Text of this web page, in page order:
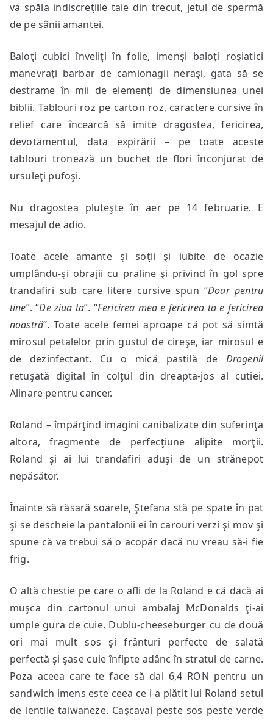
va spăla indiscreţiile tale din trecut, jetul de spermă
de pe sânii amantei.
Baloţi cubici înveliţi în folie, imenşi baloţi roşiatici
manevraţi barbar de camionagii neraşi, gata să se
destrame în mii de elemenţi de dimensiunea unei
biblii. Tablouri roz pe carton roz, caractere cursive în
relief care încearcă să imite dragostea, fericirea,
devotamentul, data expirării – pe toate aceste
tablouri tronează un buchet de flori înconjurat de
ursuleţi pufoşi.
Nu dragostea pluteşte în aer pe 14 februarie. E
mesajul de adio.
Toate acele amante şi soţii şi iubite de ocazie
umplându-şi obrajii cu praline şi privind în gol spre
trandafiri sub care litere cursive spun “Doar pentru
tine”. “De ziua ta”. “Fericirea mea e fericirea ta e fericirea
noastră”. Toate acele femei aproape că pot să simtă
mirosul petalelor prin gustul de cireşe, iar mirosul e
de dezinfectant. Cu o mică pastilă de Drogenil
retuşată digital în colţul din dreapta-jos al cutiei.
Alinare pentru cancer.
Roland – împărţind imagini canibalizate din suferinţa
altora, fragmente de perfecţiune alipite morţii.
Roland şi ai lui trandafiri aduşi de un strănepot
nepăsător.
Înainte să răsară soarele, Ştefana stă pe spate în pat
şi se descheie la pantalonii ei în carouri verzi şi mov şi
spune că va trebui să o acopăr dacă nu vreau să-i fie
frig.
O altă chestie pe care o afli de la Roland e că dacă ai
muşca din cartonul unui ambalaj McDonalds ţi-ai
umple gura de cuie. Dublu-cheeseburger cu de două
ori mai mult sos şi frânturi perfecte de salată
perfectă şi şase cuie înfipte adânc în stratul de carne.
Poza aceea care te face să dai 6,4 RON pentru un
sandwich imens este ceea ce i-a plătit lui Roland setul
de lentile taiwaneze. Caşcaval peste sos peste verde